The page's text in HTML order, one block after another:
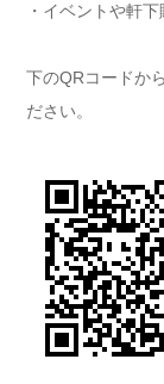
・イベントや軒
下のQRコードか
ださい。